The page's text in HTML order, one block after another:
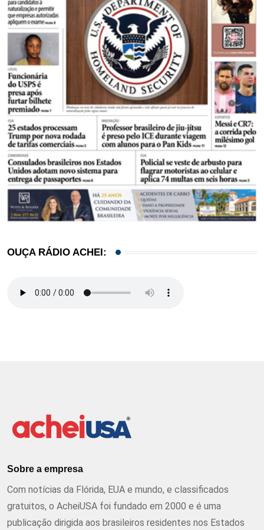
OUÇA RÁDIO ACHEI:
Sobre a empresa
Com notícias da Flórida, EUA e mundo, e classificados
gratuitos, o AcheiUSA foi fundado em 2000 e é uma
publicação dirigida aos brasileiros residentes nos Estados